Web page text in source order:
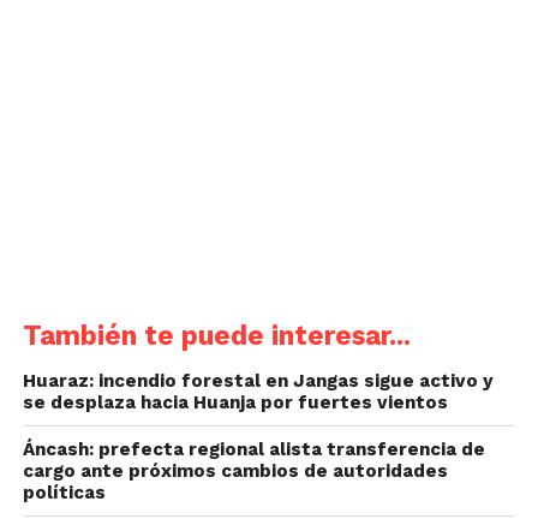
También te puede interesar...
Huaraz: incendio forestal en Jangas sigue activo y
se desplaza hacia Huanja por fuertes vientos
Áncash: prefecta regional alista transferencia de
cargo ante próximos cambios de autoridades
políticas